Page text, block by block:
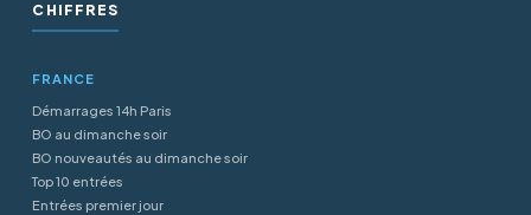
CHIFFRES
FRANCE
Démarrages 14h Paris
BO au dimanche soir
BO nouveautés au dimanche soir
Top 10 entrées
Entrées premier jour